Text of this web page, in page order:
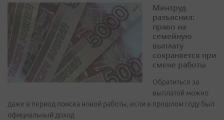
Минтруд
разъяснил:
право на
семейную
выплату
сохраняется при
смене работы
Обратиться за
выплатой можно
даже в период поиска новой работы, если в прошлом году был
официальный доход